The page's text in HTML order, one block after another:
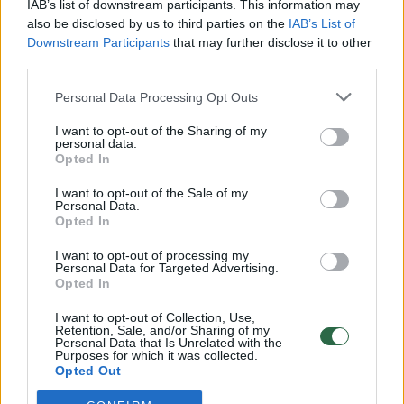
IAB’s list of downstream participants. This information may
also be disclosed by us to third parties on the IAB’s List of
Downstream Participants that may further disclose it to other
Personal Data Processing Opt Outs
I want to opt-out of the Sharing of my
personal data.
Opted In
I want to opt-out of the Sale of my
Personal Data.
Opted In
I want to opt-out of processing my
Personal Data for Targeted Advertising.
Opted In
I want to opt-out of Collection, Use,
Retention, Sale, and/or Sharing of my
Personal Data that Is Unrelated with the
Purposes for which it was collected.
Opted Out
vaiko gyvybių išgelbėti nepavyko
Žinios | Lietuvos diena
00:00:57
Savaitės vidurys nusimato karštas: temperatūra kils iki
32 laipsnių šilumos
Žinios | Orai
V. Zalužno pasisakymą laiko bandymu įsitvirtinti
Laidos | Nauja diena
00:00:57
Sinoptikai atsakė, kokiais orais užbaigsime darbo
savaitę: karščiai atsitrauks
Žinios | Orai